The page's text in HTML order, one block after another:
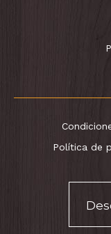
Política de